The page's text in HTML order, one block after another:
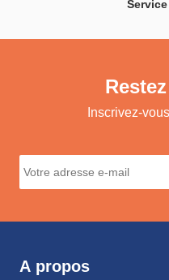
Inscrivez-
A propos